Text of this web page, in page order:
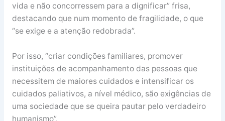
vida e não concorressem para a dignificar” frisa,
destacando que num momento de fragilidade, o que
“se exige e a atenção redobrada”.
Por isso, “criar condições familiares, promover
instituições de acompanhamento das pessoas que
necessitem de maiores cuidados e intensificar os
cuidados paliativos, a nível médico, são exigências de
uma sociedade que se queira pautar pelo verdadeiro
humanismo”.